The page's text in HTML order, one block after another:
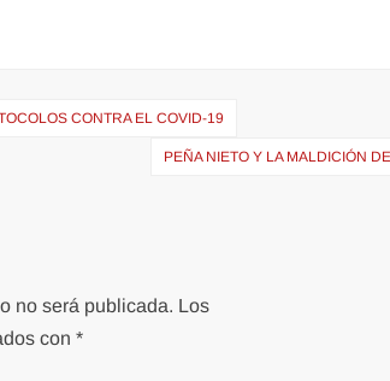
CONTRA EL COVID-19
PEÑA NIETO Y LA MALDICIÓN
no será publicada. Los
con*